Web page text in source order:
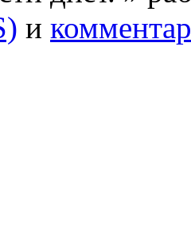
и